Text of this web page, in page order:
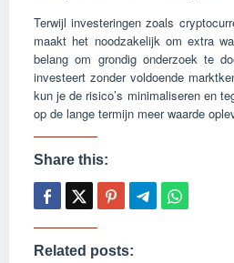
Terwijl investeringen zoals
maakt het noodzakelijk om extra
belang om grondig onderzoek te
investeert zonder voldoende
kun je de risico’s minimaliseren en
op de lange termijn meer waarde
Share this:
Related posts: